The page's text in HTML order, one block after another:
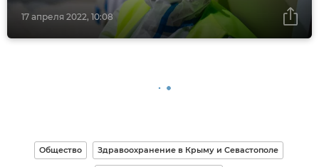
17 апреля 2022, 10:08
Общество Здравоохранение в Крыму и Севастополе